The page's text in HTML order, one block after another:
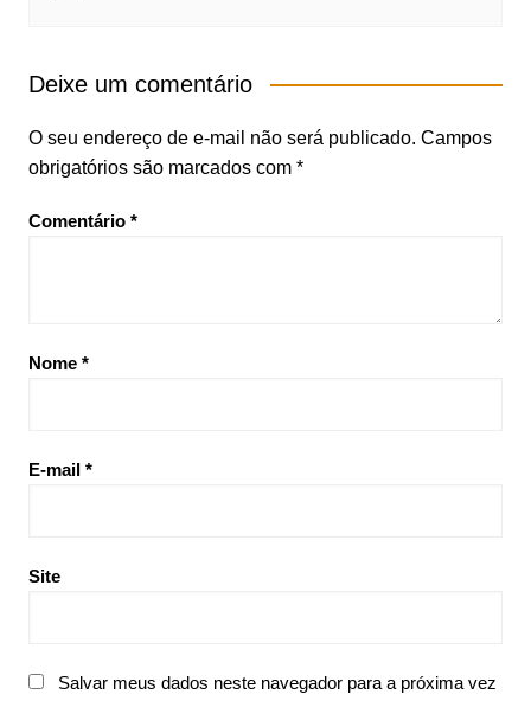
Deixe um comentário
O seu endereço de e-mail não será publicado. Campos
obrigatórios são marcados com *
Comentário *
Nome *
E-mail *
Site
Salvar meus dados neste navegador para a próxima vez